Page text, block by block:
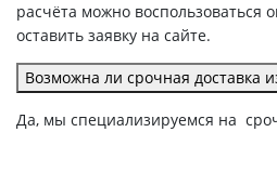
расчёта можно воспользоваться
оставить заявку на сайте.
Возможна ли срочная доставка
Да, мы специализируемся на